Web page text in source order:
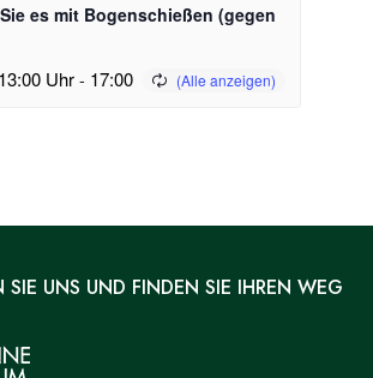
es mit Bogenschießen (gegen
Uhr- 17:00
SIE UNS UND FINDEN SIE IHREN WEG